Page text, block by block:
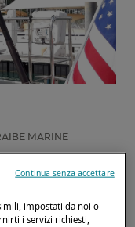
MARINE
impostati da noi o
i servizi richiesti,
Continua senza accettare